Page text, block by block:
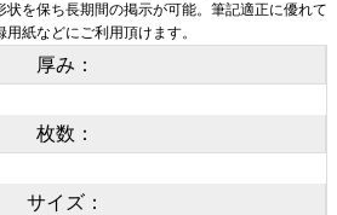
を保ち長期間の掲示が可能。筆記適正に優れて
紙などにご利用頂けます。
厚み：
枚数：
サイズ：